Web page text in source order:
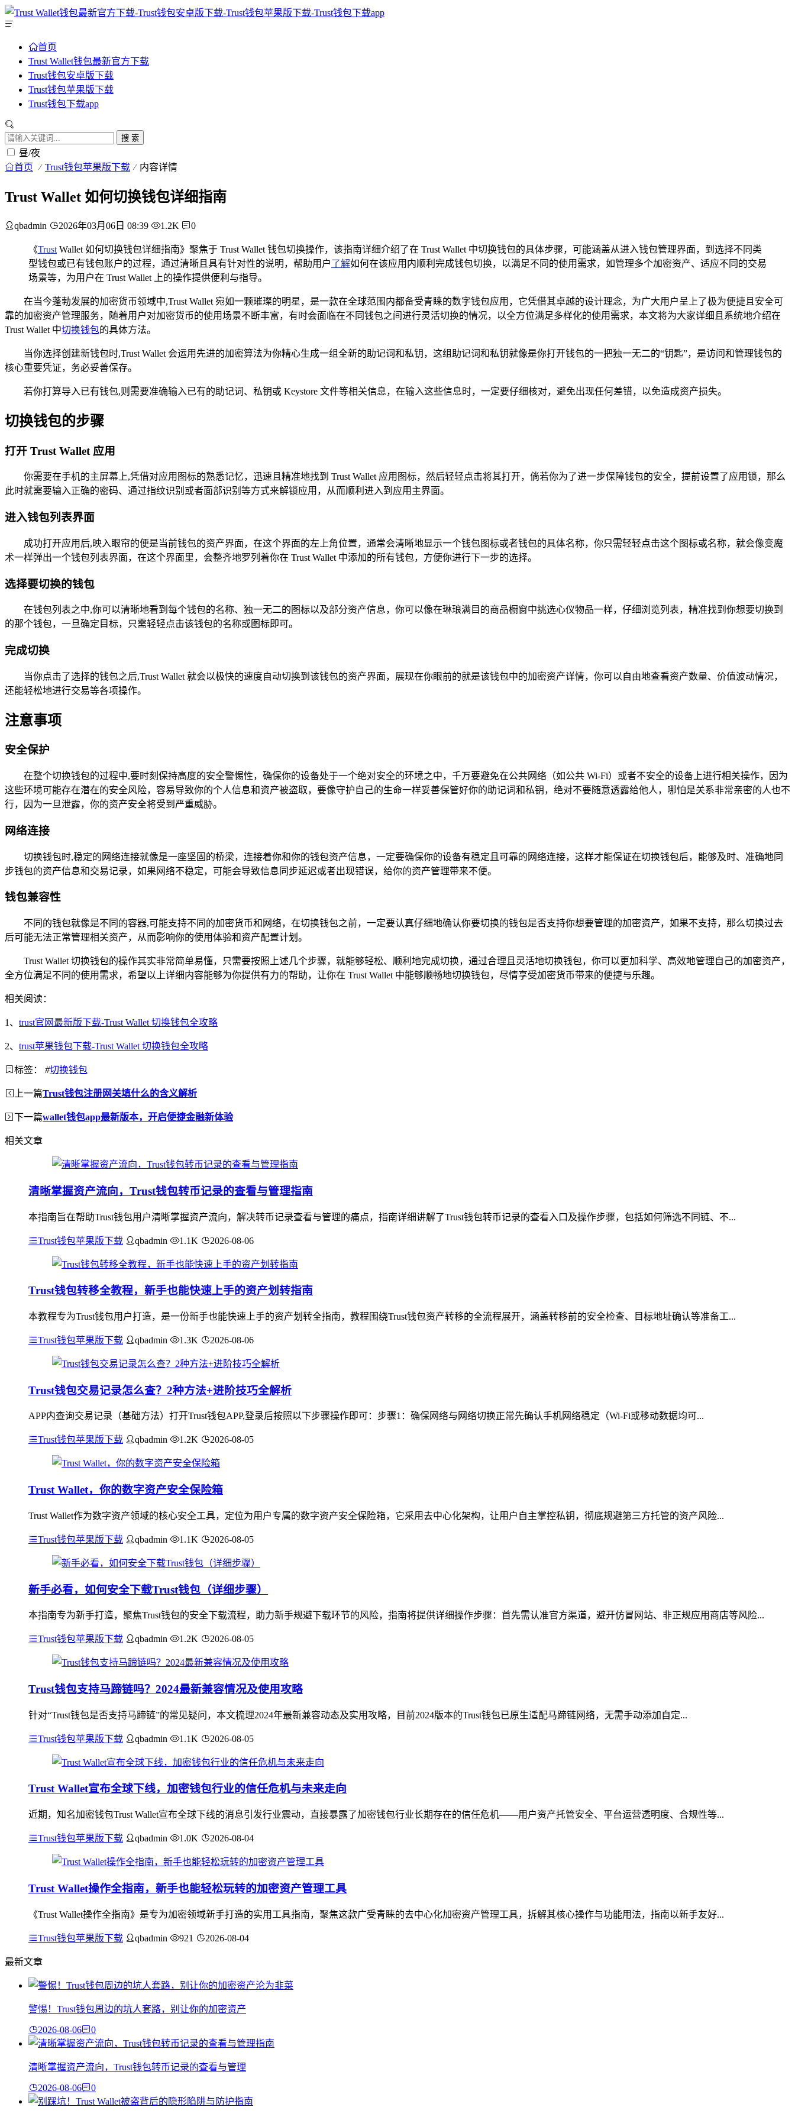
首页
Trust Wallet钱包最新官方下载
Trust钱包安卓版下载
Trust钱包苹果版下载
Trust钱包下载app
搜 索
昼/夜
首页 Trust钱包苹果版下载 内容详情
Trust Wallet 如何切换钱包详细指南
qbadmin 2026年03月06日 08:39 1.2K 0
《Trust Wallet 如何切换钱包详细指南》聚焦于 Trust Wallet 钱包切换操作，该指南详细介绍了在 Trust Wallet 中切换钱包的具体步骤，可能涵盖从进入钱包管理界面，到选择不同类
型钱包或已有钱包账户的过程，通过清晰且具有针对性的说明，帮助用户了解如何在该应用内顺利完成钱包切换，以满足不同的使用需求，如管理多个加密资产、适应不同的交易
场景等，为用户在 Trust Wallet 上的操作提供便利与指导。
在当今蓬勃发展的加密货币领域中,Trust Wallet 宛如一颗璀璨的明星，是一款在全球范围内都备受青睐的数字钱包应用，它凭借其卓越的设计理念，为广大用户呈上了极为便捷且安全可
靠的加密资产管理服务，随着用户对加密货币的使用场景不断丰富，有时会面临在不同钱包之间进行灵活切换的情况，以全方位满足多样化的使用需求，本文将为大家详细且系统地介绍在
Trust Wallet 中切换钱包的具体方法。
当你选择创建新钱包时,Trust Wallet 会运用先进的加密算法为你精心生成一组全新的助记词和私钥，这组助记词和私钥就像是你打开钱包的一把独一无二的“钥匙”，是访问和管理钱包的
核心重要凭证，务必妥善保存。
若你打算导入已有钱包,则需要准确输入已有的助记词、私钥或 Keystore 文件等相关信息，在输入这些信息时，一定要仔细核对，避免出现任何差错，以免造成资产损失。
切换钱包的步骤
打开 Trust Wallet 应用
你需要在手机的主屏幕上,凭借对应用图标的熟悉记忆，迅速且精准地找到 Trust Wallet 应用图标，然后轻轻点击将其打开，倘若你为了进一步保障钱包的安全，提前设置了应用锁，那么
此时就需要输入正确的密码、通过指纹识别或者面部识别等方式来解锁应用，从而顺利进入到应用主界面。
进入钱包列表界面
成功打开应用后,映入眼帘的便是当前钱包的资产界面，在这个界面的左上角位置，通常会清晰地显示一个钱包图标或者钱包的具体名称，你只需轻轻点击这个图标或名称，就会像变魔
术一样弹出一个钱包列表界面，在这个界面里，会整齐地罗列着你在 Trust Wallet 中添加的所有钱包，方便你进行下一步的选择。
选择要切换的钱包
在钱包列表之中,你可以清晰地看到每个钱包的名称、独一无二的图标以及部分资产信息，你可以像在琳琅满目的商品橱窗中挑选心仪物品一样，仔细浏览列表，精准找到你想要切换到
的那个钱包，一旦确定目标，只需轻轻点击该钱包的名称或图标即可。
完成切换
当你点击了选择的钱包之后,Trust Wallet 就会以极快的速度自动切换到该钱包的资产界面，展现在你眼前的就是该钱包中的加密资产详情，你可以自由地查看资产数量、价值波动情况，
还能轻松地进行交易等各项操作。
注意事项
安全保护
在整个切换钱包的过程中,要时刻保持高度的安全警惕性，确保你的设备处于一个绝对安全的环境之中，千万要避免在公共网络（如公共 Wi-Fi）或者不安全的设备上进行相关操作，因为
这些环境可能存在潜在的安全风险，容易导致你的个人信息和资产被盗取，要像守护自己的生命一样妥善保管好你的助记词和私钥，绝对不要随意透露给他人，哪怕是关系非常亲密的人也不
行，因为一旦泄露，你的资产安全将受到严重威胁。
网络连接
切换钱包时,稳定的网络连接就像是一座坚固的桥梁，连接着你和你的钱包资产信息，一定要确保你的设备有稳定且可靠的网络连接，这样才能保证在切换钱包后，能够及时、准确地同
步钱包的资产信息和交易记录，如果网络不稳定，可能会导致信息同步延迟或者出现错误，给你的资产管理带来不便。
钱包兼容性
不同的钱包就像是不同的容器,可能支持不同的加密货币和网络，在切换钱包之前，一定要认真仔细地确认你要切换的钱包是否支持你想要管理的加密资产，如果不支持，那么切换过去
后可能无法正常管理相关资产，从而影响你的使用体验和资产配置计划。
Trust Wallet 切换钱包的操作其实非常简单易懂，只需要按照上述几个步骤，就能够轻松、顺利地完成切换，通过合理且灵活地切换钱包，你可以更加科学、高效地管理自己的加密资产，
全方位满足不同的使用需求，希望以上详细内容能够为你提供有力的帮助，让你在 Trust Wallet 中能够顺畅地切换钱包，尽情享受加密货币带来的便捷与乐趣。
相关阅读：
1、 trust官网最新版下载-Trust Wallet 切换钱包全攻略
2、 trust苹果钱包下载-Trust Wallet 切换钱包全攻略
标签： #切换钱包
上一篇Trust钱包注册网关填什么的含义解析
下一篇wallet钱包app最新版本，开启便捷金融新体验
相关文章
清晰掌握资产流向，Trust钱包转币记录的查看与管理指南
本指南旨在帮助Trust钱包用户清晰掌握资产流向，解决转币记录查看与管理的痛点，指南详细讲解了Trust钱包转币记录的查看入口及操作步骤，包括如何筛选不同链、不...
Trust钱包苹果版下载 qbadmin 1.1K 2026-08-06
Trust钱包转移全教程，新手也能快速上手的资产划转指南
本教程专为Trust钱包用户打造，是一份新手也能快速上手的资产划转全指南，教程围绕Trust钱包资产转移的全流程展开，涵盖转移前的安全检查、目标地址确认等准备工...
Trust钱包苹果版下载 qbadmin 1.3K 2026-08-06
Trust钱包交易记录怎么查？2种方法+进阶技巧全解析
APP内查询交易记录（基础方法）打开Trust钱包APP,登录后按照以下步骤操作即可：步骤1：确保网络与网络切换正常先确认手机网络稳定（Wi-Fi或移动数据均可...
Trust钱包苹果版下载 qbadmin 1.2K 2026-08-05
Trust Wallet，你的数字资产安全保险箱
Trust Wallet作为数字资产领域的核心安全工具，定位为用户专属的数字资产安全保险箱，它采用去中心化架构，让用户自主掌控私钥，彻底规避第三方托管的资产风险...
Trust钱包苹果版下载 qbadmin 1.1K 2026-08-05
新手必看，如何安全下载Trust钱包（详细步骤）
本指南专为新手打造，聚焦Trust钱包的安全下载流程，助力新手规避下载环节的风险，指南将提供详细操作步骤：首先需认准官方渠道，避开仿冒网站、非正规应用商店等风险...
Trust钱包苹果版下载 qbadmin 1.2K 2026-08-05
Trust钱包支持马蹄链吗？2024最新兼容情况及使用攻略
针对“Trust钱包是否支持马蹄链”的常见疑问，本文梳理2024年最新兼容动态及实用攻略，目前2024版本的Trust钱包已原生适配马蹄链网络，无需手动添加自定...
Trust钱包苹果版下载 qbadmin 1.1K 2026-08-05
Trust Wallet宣布全球下线，加密钱包行业的信任危机与未来走向
近期，知名加密钱包Trust Wallet宣布全球下线的消息引发行业震动，直接暴露了加密钱包行业长期存在的信任危机——用户资产托管安全、平台运营透明度、合规性等...
Trust钱包苹果版下载 qbadmin 1.0K 2026-08-04
Trust Wallet操作全指南，新手也能轻松玩转的加密资产管理工具
《Trust Wallet操作全指南》是专为加密领域新手打造的实用工具指南，聚焦这款广受青睐的去中心化加密资产管理工具，拆解其核心操作与功能用法，指南以新手友好...
Trust钱包苹果版下载 qbadmin 921 2026-08-04
最新文章
警惕！Trust钱包周边的坑人套路，别让你的加密资产
2026-08-06 0
清晰掌握资产流向，Trust钱包转币记录的查看与管理
2026-08-06 0